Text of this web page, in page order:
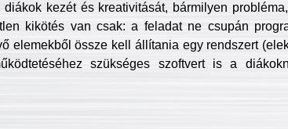
kezét és kreativitását, bármilyen
kikötés van csak: a feladat ne csupán
elemekből össze kell állítania egy rendszert
szükséges szoftvert is a